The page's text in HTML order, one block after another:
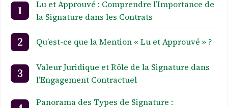
Lu et Approuvé : Comprendre l’Importance de
la Signature dans les Contrats
Qu’est-ce que la Mention « Lu et Approuvé » ?
Valeur Juridique et Rôle de la Signature dans
l’Engagement Contractuel
Panorama des Types de Signature :